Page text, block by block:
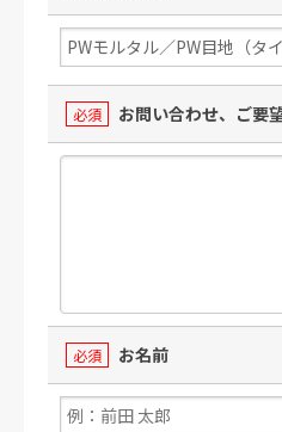
必須 お問い合わせ、ご要
必須 お名前